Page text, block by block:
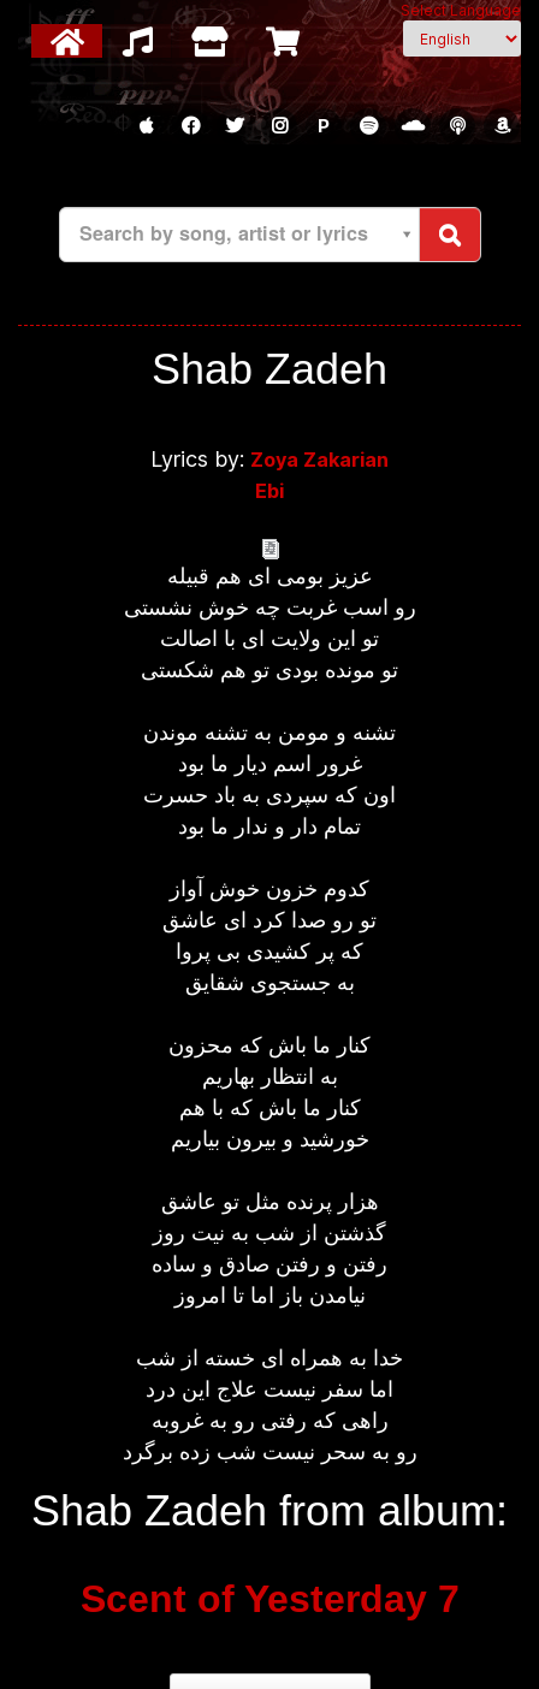
Select Language
P
Search by song, artist or lyrics
Shab Zadeh
Lyrics by: Zoya Zakarian
Ebi
عزیز بومی ای هم قبیله
رو اسب غربت چه خوش نشستی
تو این ولایت ای با اصالت
تو مونده بودی تو هم شکستی
تشنه و مومن به تشنه موندن
غرور اسم دیار ما بود
اون که سپردی به باد حسرت
تمام دار و ندار ما بود
کدوم خزون خوش آواز
تو رو صدا کرد ای عاشق
که پر کشیدی بی پروا
به جستجوی شقایق
کنار ما باش که محزون
به انتظار بهاریم
کنار ما باش که با هم
خورشید و بیرون بیاریم
هزار پرنده مثل تو عاشق
گذشتن از شب به نیت روز
رفتن و رفتن صادق و ساده
نیامدن باز اما تا امروز
خدا به همراه ای خسته از شب
اما سفر نیست علاج این درد
راهی که رفتی رو به غروبه
رو به سحر نیست شب زده برگرد
Shab Zadeh from album:
Scent of Yesterday 7